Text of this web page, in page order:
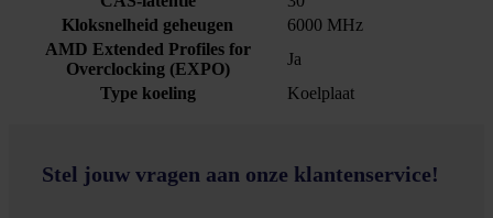
Kloksnelheid geheugen
6000 MHz
AMD Extended Profiles for
Overclocking (EXPO)
Ja
Type koeling
Koelplaat
Stel jouw vragen aan onze klantenservice!